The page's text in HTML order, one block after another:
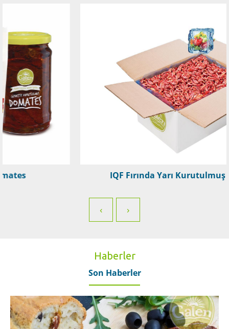
IQF Fırında Yarı Kurutulmuş Domates
‹ ›
Haberler
Son Haberler